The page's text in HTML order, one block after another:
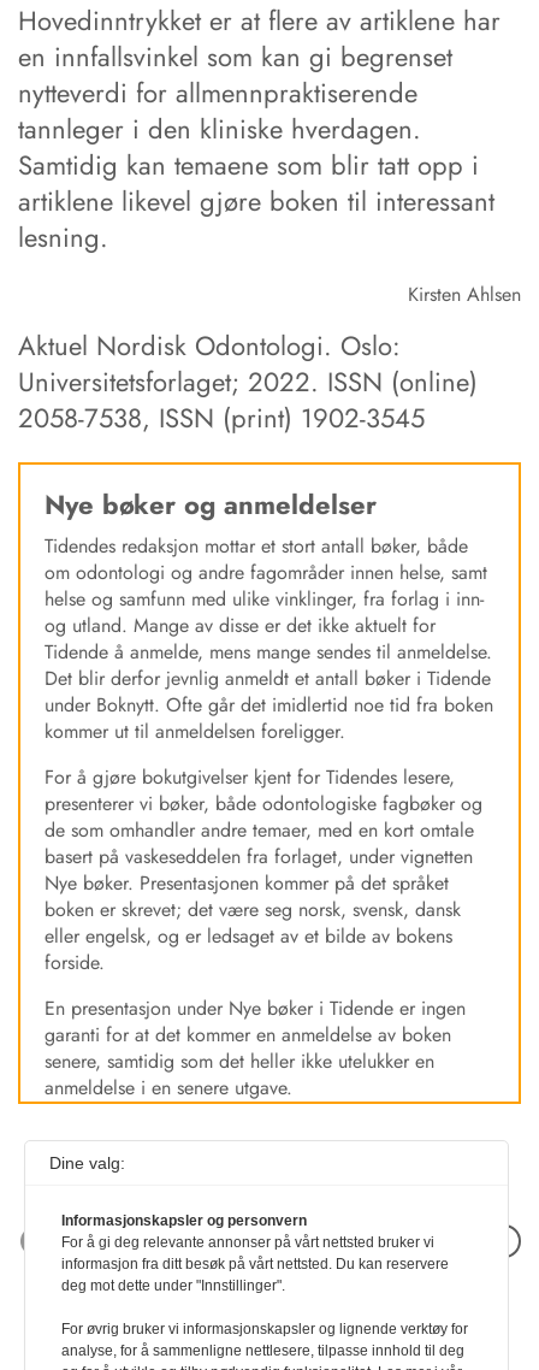
Hovedinntrykket er at flere av artiklene har
en innfallsvinkel som kan gi begrenset
nytteverdi for allmennpraktiserende
tannleger i den kliniske hverdagen.
Samtidig kan temaene som blir tatt opp i
artiklene likevel gjøre boken til interessant
lesning.
Kirsten Ahlsen
Aktuel Nordisk Odontologi. Oslo:
Universitetsforlaget; 2022. ISSN (online)
2058-7538, ISSN (print) 1902-3545
Nye bøker og anmeldelser
Tidendes redaksjon mottar et stort antall bøker, både
om odontologi og andre fagområder innen helse, samt
helse og samfunn med ulike vinklinger, fra forlag i inn-
og utland. Mange av disse er det ikke aktuelt for
Tidende å anmelde, mens mange sendes til anmeldelse.
Det blir derfor jevnlig anmeldt et antall bøker i Tidende
under Boknytt. Ofte går det imidlertid noe tid fra boken
kommer ut til anmeldelsen foreligger.
For å gjøre bokutgivelser kjent for Tidendes lesere,
presenterer vi bøker, både odontologiske fagbøker og
de som omhandler andre temaer, med en kort omtale
basert på vaskeseddelen fra forlaget, under vignetten
Nye bøker. Presentasjonen kommer på det språket
boken er skrevet; det være seg norsk, svensk, dansk
eller engelsk, og er ledsaget av et bilde av bokens
forside.
En presentasjon under Nye bøker i Tidende er ingen
garanti for at det kommer en anmeldelse av boken
senere, samtidig som det heller ikke utelukker en
anmeldelse i en senere utgave.
Neste artikkel
Dine valg:
Informasjonskapsler og personvern
For å gi deg relevante annonser på vårt nettsted bruker vi
informasjon fra ditt besøk på vårt nettsted. Du kan reservere
deg mot dette under "Innstillinger".
For øvrig bruker vi informasjonskapsler og lignende verktøy for
analyse, for å sammenligne nettlesere, tilpasse innhold til deg